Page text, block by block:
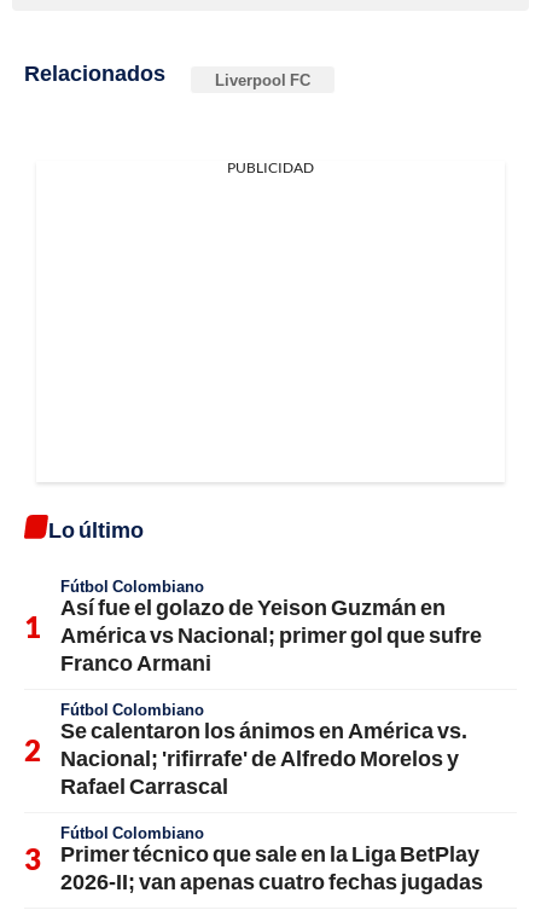
Relacionados Liverpool FC
PUBLICIDAD
Lo último
Fútbol Colombiano
Así fue el golazo de Yeison Guzmán en
América vs Nacional; primer gol que sufre
Franco Armani
Fútbol Colombiano
Se calentaron los ánimos en América vs.
Nacional; 'rifirrafe' de Alfredo Morelos y
Rafael Carrascal
Fútbol Colombiano
Primer técnico que sale en la Liga BetPlay
2026-II; van apenas cuatro fechas jugadas